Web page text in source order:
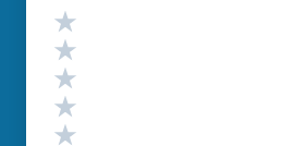
Valutazione